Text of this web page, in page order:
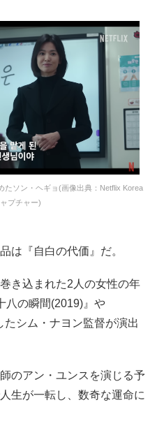
たソン・ヘギョ(画像出典：Netflix Korea
プチャー)
は『自白の代価』だ。
き込まれた2人の女性の年
八の瞬間(2019)』や
シム・ナヨン監督が演出
のアン・ユンスを演じる予
生が一転し、数奇な運命に